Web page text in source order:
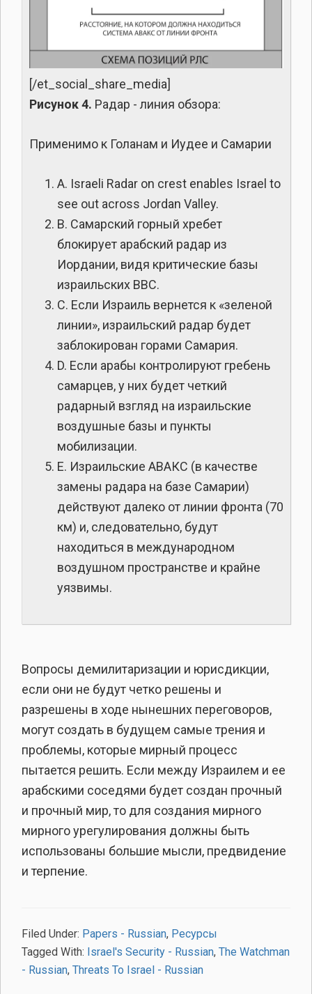
[/et_social_share_media]
Рисунок 4. Радар - линия обзора:
Применимо к Голанам и Иудее и Самарии
A. Israeli Radar on crest enables Israel to
see out across Jordan Valley.
B. Самарский горный хребет
блокирует арабский радар из
Иордании, видя критические базы
израильских ВВС.
C. Если Израиль вернется к «зеленой
линии», израильский радар будет
заблокирован горами Самария.
D. Если арабы контролируют гребень
самарцев, у них будет четкий
радарный взгляд на израильские
воздушные базы и пункты
мобилизации.
E. Израильские АВАКС (в качестве
замены радара на базе Самарии)
действуют далеко от линии фронта (70
км) и, следовательно, будут
находиться в международном
воздушном пространстве и крайне
уязвимы.
Вопросы демилитаризации и юрисдикции,
если они не будут четко решены и
разрешены в ходе нынешних переговоров,
могут создать в будущем самые трения и
проблемы, которые мирный процесс
пытается решить. Если между Израилем и ее
арабскими соседями будет создан прочный
и прочный мир, то для создания мирного
мирного урегулирования должны быть
использованы большие мысли, предвидение
и терпение.
Filed Under: Papers - Russian, Ресурсы
Tagged With: Israel's Security - Russian, The Watchman
- Russian, Threats To Israel - Russian